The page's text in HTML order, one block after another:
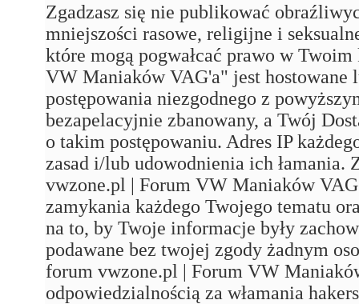
Zgadzasz się nie publikować
mniejszości rasowe, religijne i
które mogą pogwałcać prawo w
VW Maniaków VAG'a" jest hostowane
postępowania niezgodnego z
bezapelacyjnie zbanowany, a Twój
o takim postępowaniu. Adres IP
zasad i/lub udowodnienia ich
vwzone.pl | Forum VW Maniaków
zamykania każdego Twojego tematu
na to, by Twoje informacje były
podawane bez twojej zgody żadnym
forum vwzone.pl | Forum VW
odpowiedzialnością za włamania